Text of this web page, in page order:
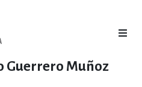
Guerrero Muñoz